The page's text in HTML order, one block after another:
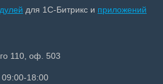
для 1С-Битрикс и приложений
110, оф. 503
18:00